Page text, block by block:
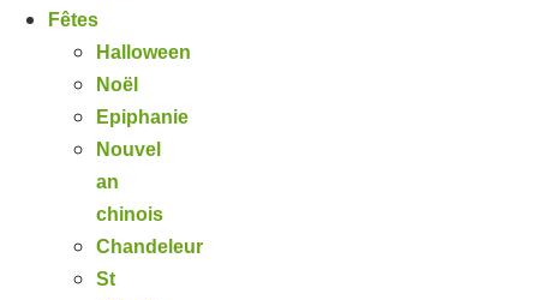
Fêtes
Halloween
Noël
Epiphanie
Nouvel
an
chinois
Chandeleur
St